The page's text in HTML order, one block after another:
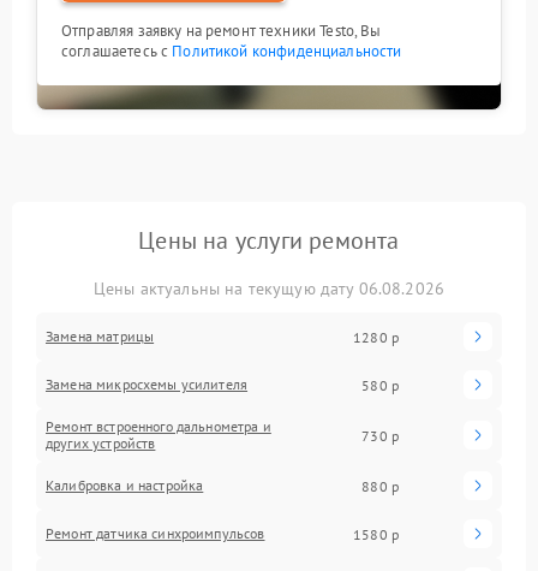
Отправляя заявку на ремонт техники Testo, Вы
соглашаетесь с Политикой конфиденциальности
Цены на услуги ремонта
Цены актуальны на текущую дату 06.08.2026
Замена матрицы 1280 р
Замена микросхемы усилителя 580 р
Ремонт встроенного дальнометра и
других устройств
730 р
Калибровка и настройка 880 р
Ремонт датчика синхроимпульсов 1580 р